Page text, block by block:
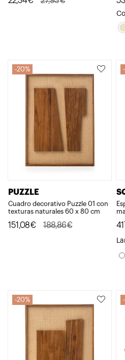
20%
PUZZLE
Cuadro decorativo Puzzle 01 con
texturas naturales 60 x 80 cm
188,86€
El
151,08€
El
El
El
20%